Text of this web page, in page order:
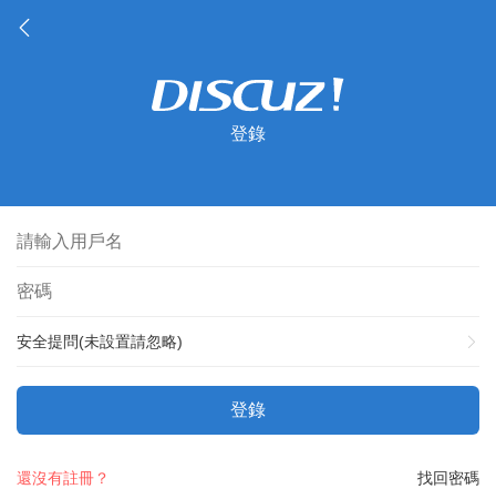
登錄
安全提問(未設置請忽略)
登錄
找回密碼
還沒有註冊？